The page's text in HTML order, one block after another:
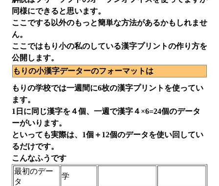
同様にできると思います。
ここでする以外のもっと簡単な方法があるかもしれませ
ん。
ここではもり小の私のしている漢字プリントの作り方を
公開します。
もりの小漢字データーのフォーマットは
もりの学校では一週間に6枚の漢字プリントを使ってい
ます。
1日に同じ漢字を４個、一週で漢字４×6=24個のデータ
ーがいります。
といっても実際は、1個＋12個のデータを使い回してい
るだけです。
こんなふうです
最初のデー
タ
学